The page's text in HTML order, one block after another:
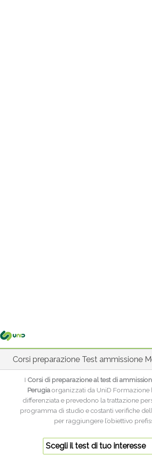
Corsi preparazione Test ammissione
I Corsi di preparazione al test di
Perugiaorganizzati da UniD Formazione
differenziata e prevedono la trattazione
programma di studio e costanti verifiche
per raggiungere l’obiettivo
Scegli il test di tuo interesse